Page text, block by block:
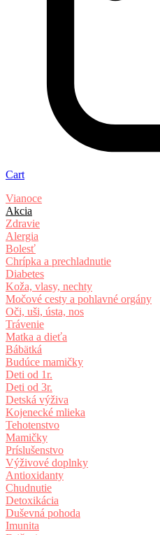
Cart
Vianoce
Akcia
Zdravie
Alergia
Bolesť
Chrípka a prechladnutie
Diabetes
Koža, vlasy, nechty
Močové cesty a pohlavné orgány
Oči, uši, ústa, nos
Trávenie
Matka a dieťa
Bábätká
Budúce mamičky
Deti od 1r.
Deti od 3r.
Detská výživa
Kojenecké mlieka
Tehotenstvo
Mamičky
Príslušenstvo
Výživové doplnky
Antioxidanty
Chudnutie
Detoxikácia
Duševná pohoda
Imunita